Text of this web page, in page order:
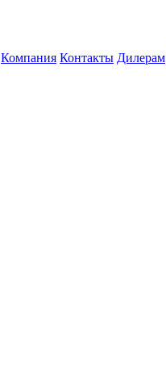
Компания Контакты Дилерам